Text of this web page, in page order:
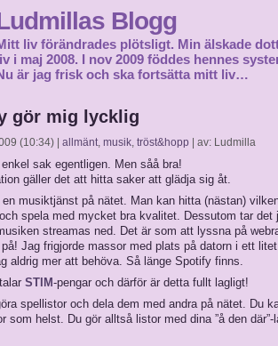
Blogg
liv förändrades plötsligt. Min älskade
liv i maj 2008. I nov 2009 föddes hennes
är jag frisk och ska fortsätta mitt liv…
gör mig lycklig
(10:34) | allmänt, musik, tröst&hopp | av: Ludmilla
sak egentligen. Men såå bra!
gäller det att hitta saker att glädja sig åt.
en musiktjänst på nätet. Man kan hitta (nästan)
spela med mycket bra kvalitet. Dessutom tar det
streamas ned. Det är som att lyssna på
Jag frigjorde massor med plats på datorn i ett
aldrig mer att behöva. Så länge Spotify finns.
STIM-pengar och därför är detta fullt lagligt!
spellistor och dela dem med andra på nätet. Du
som helst. Du gör alltså listor med dina ”å den